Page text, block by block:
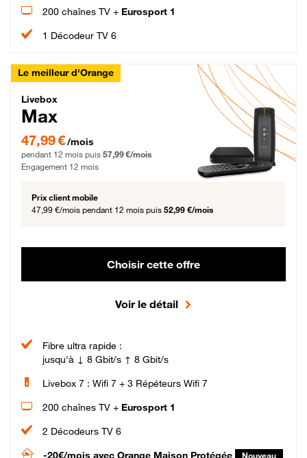
200 chaînes TV + Eurosport 1
1 Décodeur TV 6
Le meilleur d'Orange
Livebox Max Fibre
Livebox
Max
47,99 € par mois pendant 12 mois puis 57,99 € par mois, Engagement 12 mois
47,99 €/mois
pendant 12 mois puis 57,99 €/mois
Engagement 12 mois
Prix client mobile
47,99 €/mois pendant 12 mois puis 52,99 €/mois
Choisir cette offre
Voir le détail
Fibre ultra rapide :
jusqu'à ↓ 8 Gbit/s ↑ 8 Gbit/s
Livebox 7 : Wifi 7 + 3 Répéteurs Wifi 7
200 chaînes TV + Eurosport 1
2 Décodeurs TV 6
-20€/mois avec Orange Maison Protégée Nouveau